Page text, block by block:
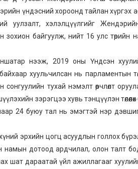
үндэсний хороонд тайлан хүргэх
уулзалт, хэлэлцүүлгийг
зохион байгуулж, нийт 16 улс
нээж, 2019 оны Үндсэн хуулийн
хуульчилсан нь парламентын
тухай нэмэлт өөрчлөлт
зэрэгцээ хувь тэнцүүлэн
24 буюу тал нь эмэгтэй нэр
эрхийн цогц асуудлын голлох
намын дотоод ардчилал, олон талт
шат дараатай үйл ажиллагааг